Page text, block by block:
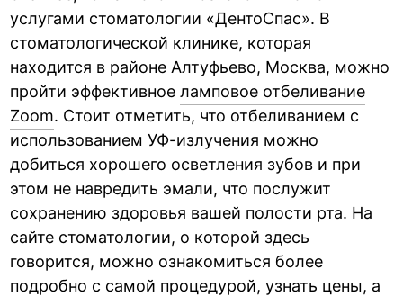
услугами стоматологии «ДентоСпас». В
стоматологической клинике, которая
находится в районе Алтуфьево, Москва, можно
пройти эффективноеламповое отбеливание
Zoom. Стоит отметить, что отбеливанием с
использованием УФ-излучения можно
добиться хорошего осветления зубов и при
этом не навредить эмали, что послужит
сохранению здоровья вашей полости рта. На
сайте стоматологии, о которой здесь
говорится, можно ознакомиться более
подробно с самой процедурой, узнать цены, а